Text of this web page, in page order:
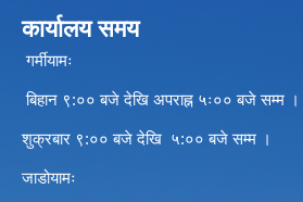
कार्यालय समय
गर्मीयामः
बिहान ९:०० बजे देखि अपराह्न ५ः०० बजे सम्म ।
शुक्रबार ९:०० बजे देखि ५:०० बजे सम्म ।
जाडोयामः